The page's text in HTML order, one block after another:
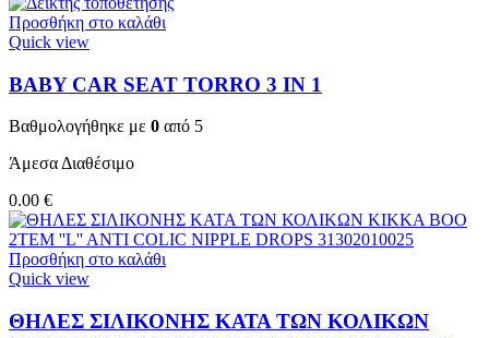
Προσθήκη στο καλάθι
Quick view
BABY CAR SEAT TORRO 3 ΙΝ 1
Βαθμολογήθηκε με 0 από 5
Άμεσα Διαθέσιμο
0.00 €
Προσθήκη στο καλάθι
Quick view
ΘΗΛΕΣ ΣΙΛΙΚΟΝΗΣ ΚΑΤΑ ΤΩΝ ΚΟΛΙΚΩΝ